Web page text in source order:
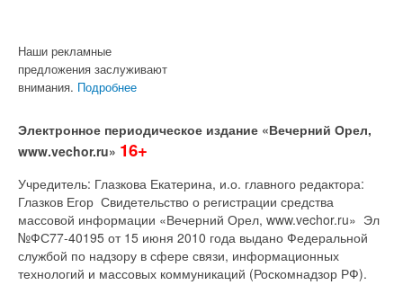
Наши рекламные
предложения заслуживают
внимания. Подробнее
Электронное периодическое издание «Вечерний Орел,
www.vechor.ru» 16+
Учредитель: Глазкова Екатерина, и.о. главного редактора:
Глазков Егор Свидетельство о регистрации средства
массовой информации «Вечерний Орел, www.vechor.ru» Эл
№ФС77-40195 от 15 июня 2010 года выдано Федеральной
службой по надзору в сфере связи, информационных
технологий и массовых коммуникаций (Роскомнадзор РФ).